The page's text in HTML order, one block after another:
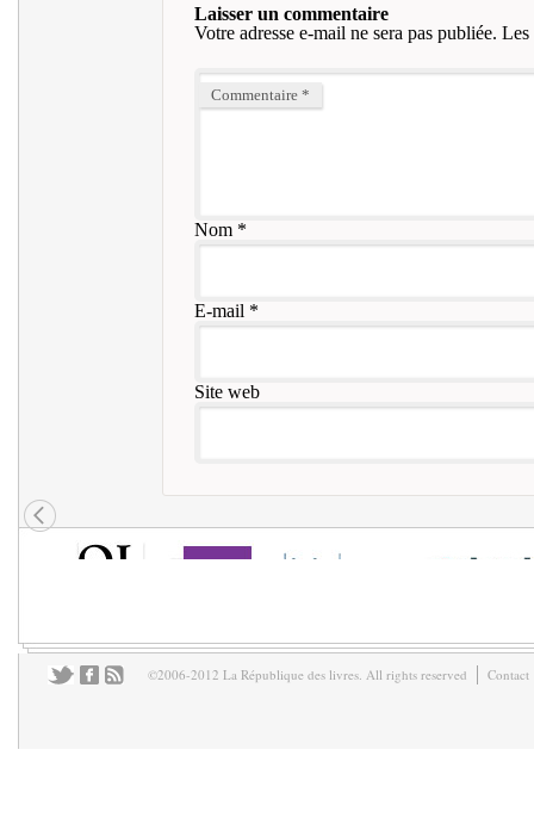
Laisser un commentaire
Votre adresse e-mail ne sera pas publiée. Les
Commentaire *
Nom*
E-mail *
Site web
©2006-2012 La République des livres. All rights reserved Contact